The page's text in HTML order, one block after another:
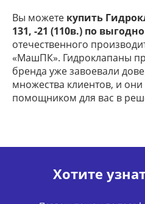
Вы можете купить
131, -21 (110в.) по
отечественного
«МашПК». Гидроклапаны
бренда уже завоевали
множества клиентов, и
помощником для вас в
Хотите